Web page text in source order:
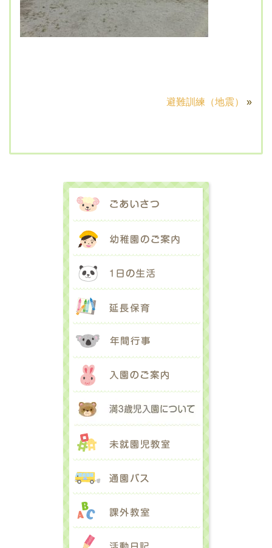
避難訓練（地震） »
ごあいさつ
幼稚園のご案内
課外教室
活動日記